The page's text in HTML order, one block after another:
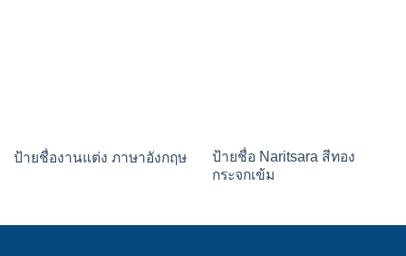
ป้ายชื่องานแต่ง ภาษาอังกฤษ
ป้ายชื่อ Naritsara สีทอง
กระจกเข้ม